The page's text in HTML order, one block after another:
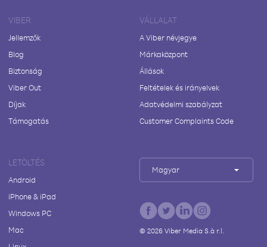
VIBER
Jellemzők
Blog
Biztonság
Viber Out
Díjak
Támogatás
VÁLLALAT
A Viber névjegye
Márkaközpont
Állások
Feltételek és irányelvek
Adatvédelmi szabályzat
Customer Complaints Code
LETÖLTÉS
Android
iPhone & iPad
Windows PC
Mac
Magyar
© 2026Viber Media S.à r.l.